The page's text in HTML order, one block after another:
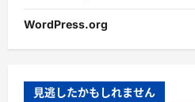
WordPress.org
見逃したかもしれません